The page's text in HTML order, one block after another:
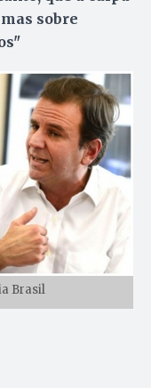
sobre
Brasil